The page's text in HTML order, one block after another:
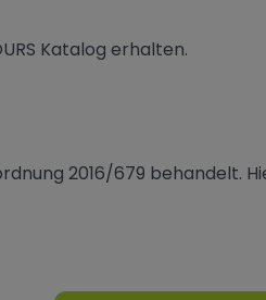
Katalog erhalten.
2016/679 behandelt.